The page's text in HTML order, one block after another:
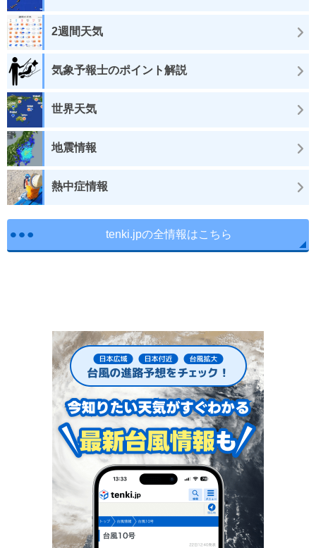
2週間天気
気象予報士のポイント解説
世界天気
地震情報
熱中症情報
tenki.jpの全情報はこちら